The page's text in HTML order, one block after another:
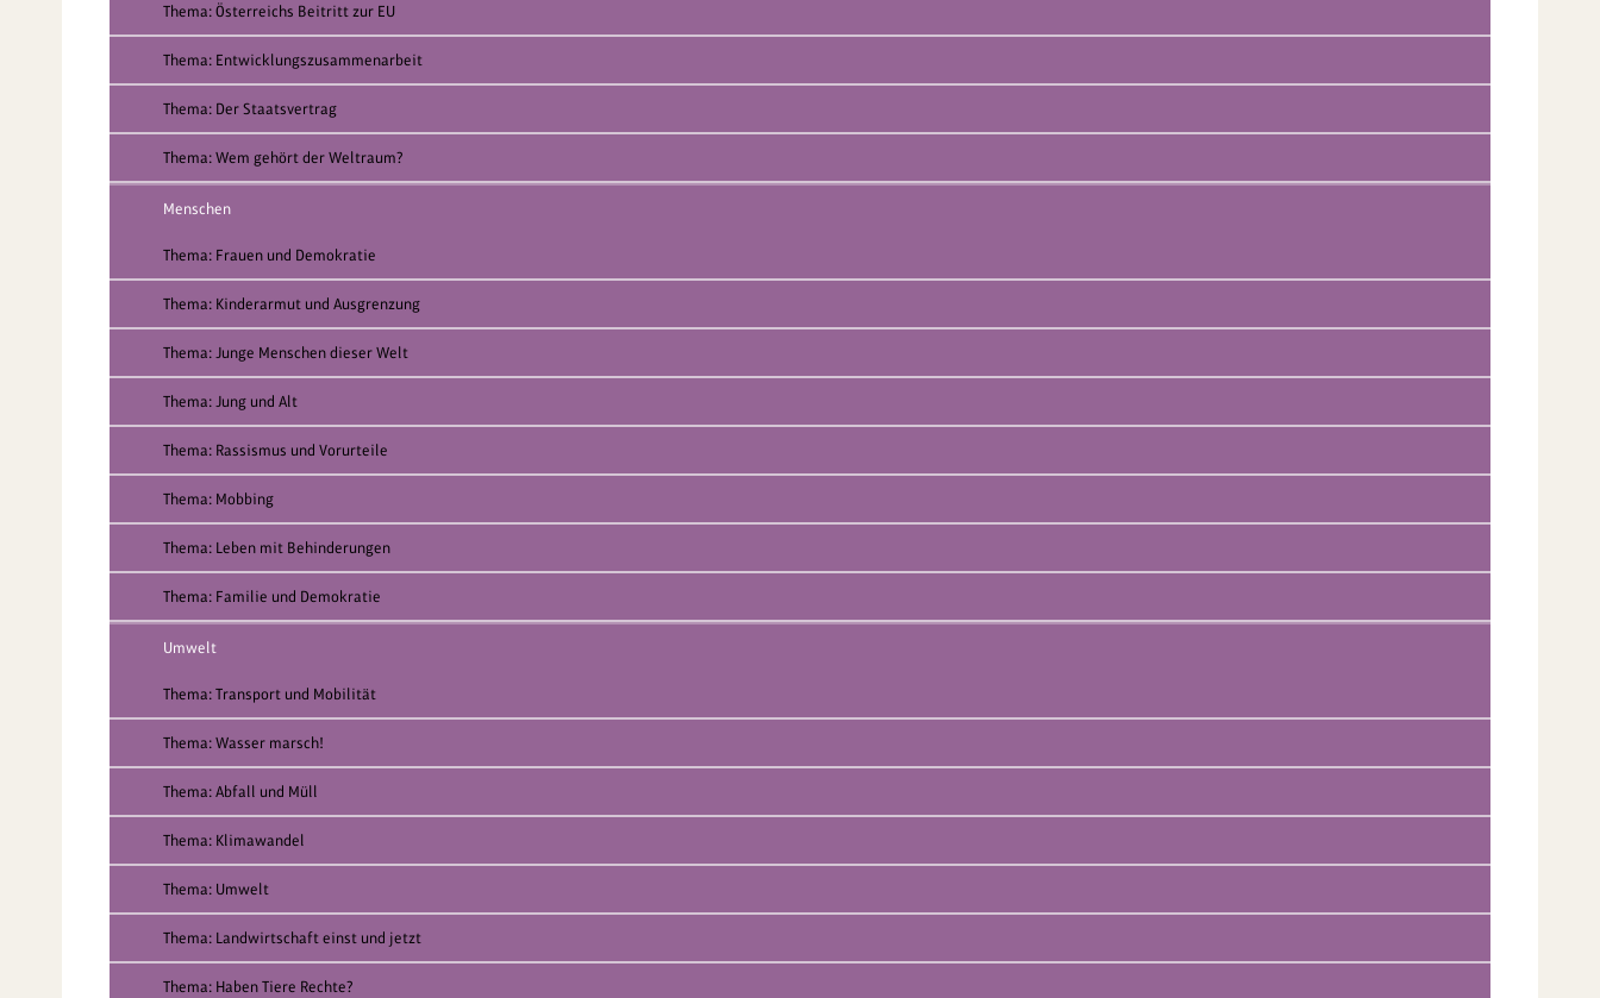
Thema: Österreichs Beitritt zur EU
Thema: Entwicklungszusammenarbeit
Thema: Der Staatsvertrag
Thema: Wem gehört der Weltraum?
Menschen
Thema: Frauen und Demokratie
Thema: Kinderarmut und Ausgrenzung
Thema: Junge Menschen dieser Welt
Thema: Jung und Alt
Thema: Rassismus und Vorurteile
Thema: Mobbing
Thema: Leben mit Behinderungen
Thema: Familie und Demokratie
Umwelt
Thema: Transport und Mobilität
Thema: Wasser marsch!
Thema: Abfall und Müll
Thema: Klimawandel
Thema: Umwelt
Thema: Landwirtschaft einst und jetzt
Thema: Haben Tiere Rechte?